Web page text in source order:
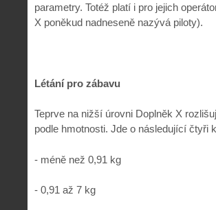
parametry. Totéž platí i pro jejich
X poněkud nadneseně nazývá piloty).
Létání pro zábavu
Teprve na nižší úrovni Doplněk X
podle hmotnosti. Jde o následující čtyři
- méně než 0,91 kg
- 0,91 až 7 kg